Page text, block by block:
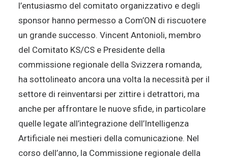
l’entusiasmo del comitato organizzativo e degli
sponsor hanno permesso a Com’ON di riscuotere
un grande successo. Vincent Antonioli, membro
del Comitato KS/CS e Presidente della
commissione regionale della Svizzera romanda,
ha sottolineato ancora una volta la necessità per il
settore di reinventarsi per zittire i detrattori, ma
anche per affrontare le nuove sfide, in particolare
quelle legate all’integrazione dell’Intelligenza
Artificiale nei mestieri della comunicazione. Nel
corso dell’anno, la Commissione regionale della